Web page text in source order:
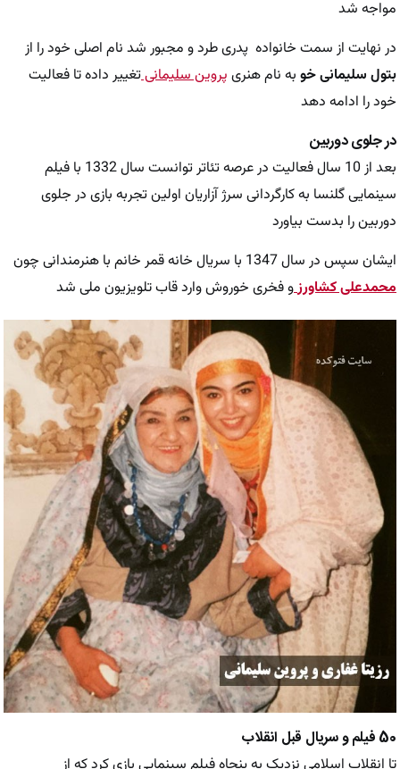
مواجه شد
در نهایت از سمت خانواده پدری طرد و مجبور شد نام اصلی خود را از
بتول سلیمانی خو به نام هنری پروین سلیمانیتغییر داده تا فعالیت
خود را ادامه دهد
در جلوی دوربین
بعد از 10 سال فعالیت در عرصه تئاتر توانست سال 1332 با فیلم
سینمایی گلنسا به کارگردانی سرژ آزاریان اولین تجربه بازی در جلوی
دوربین را بدست بیاورد
ایشان سپس در سال 1347 با سریال خانه قمر خانم با هنرمندانی چون
محمدعلی کشاورزو فخری خوروش وارد قاب تلویزیون ملی شد
50 فیلم و سریال قبل انقلاب